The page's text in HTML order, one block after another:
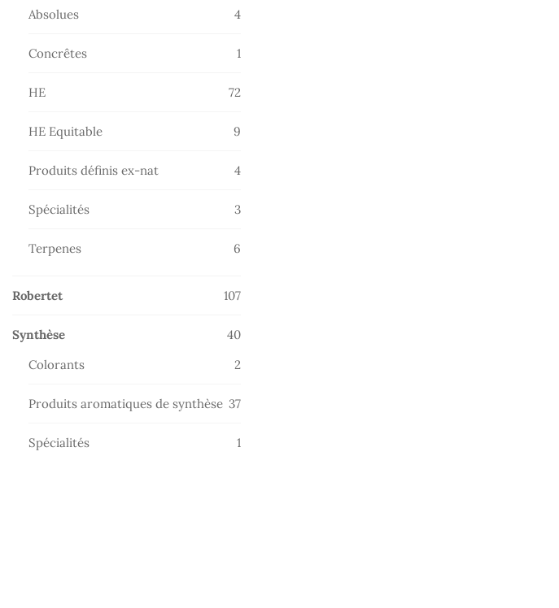
Absolues
44
Concrêtes
1
HE
72
HE Equitable
9
Produits définis ex-nat
44
Spécialités
33
Terpenes
6
Robertet
107107
Synthèse
4040
Colorants 2
Produits aromatiques de synthèse 3737
Spécialités
1